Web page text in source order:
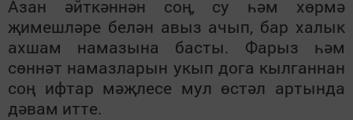
Азан әйткәннән соң, су һәм хөрмә
җимешләре белән авыз ачып, бар халык
ахшам намазына басты. Фарыз һәм
сөннәт намазларын укып дога кылганнан
соң ифтар мәҗлесе мул өстәл артында
дәвам итте.